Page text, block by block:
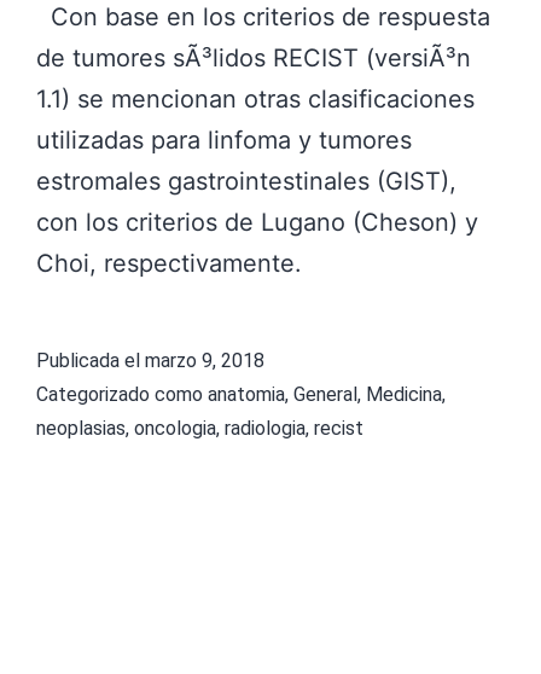
Con base en los criterios de respuesta
de tumores sÃ³lidos RECIST (versiÃ³n
1.1) se mencionan otras clasificaciones
utilizadas para linfoma y tumores
estromales gastrointestinales (GIST),
con los criterios de Lugano (Cheson) y
Choi, respectivamente.
Publicada el marzo 9, 2018
Categorizado como anatomia, General, Medicina,
neoplasias, oncologia, radiologia, recist